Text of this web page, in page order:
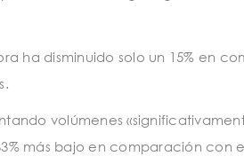
ha disminuido solo un 15% en
volúmenes
más bajo en comparación con